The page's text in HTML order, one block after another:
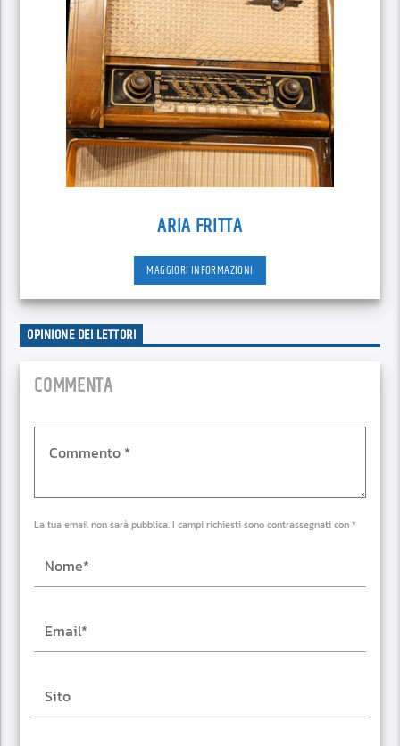
ARIA FRITTA
MAGGIORI INFORMAZIONI
OPINIONE DEI LETTORI
COMMENTA
La tua email non sarà pubblica. I campi richiesti sono contrassegnati con *